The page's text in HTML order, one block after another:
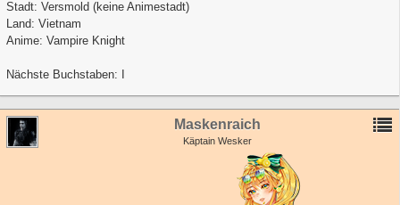
Stadt: Versmold (keine Animestadt)
Land: Vietnam
Anime: Vampire Knight
Nächste Buchstaben: I
Maskenraich
Käptain Wesker